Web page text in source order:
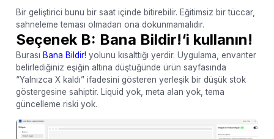
Bir geliştirici bunu bir saat içinde bitirebilir. Eğitimsiz bir tüccar,
sahneleme teması olmadan ona dokunmamalıdır.
Seçenek B: Bana Bildir!‘i kullanın!
Burası Bana Bildir! yolunu kısalttığı yerdir. Uygulama, envanter
belirlediğiniz eşiğin altına düştüğünde ürün sayfasında
“Yalnızca X kaldı” ifadesini gösteren yerleşik bir düşük stok
göstergesine sahiptir. Liquid yok, meta alan yok, tema
güncelleme riski yok.